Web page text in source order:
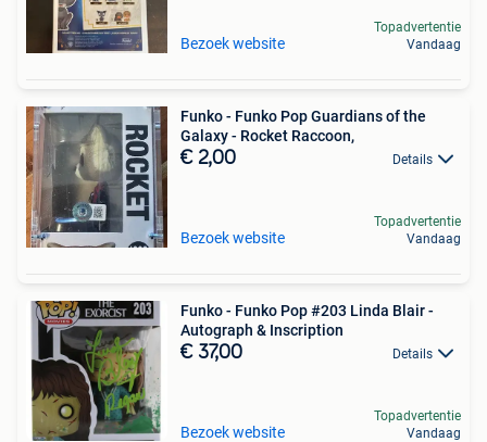
Bezoek website
Topadvertentie
Vandaag
Funko - Funko Pop Guardians of the
Galaxy - Rocket Raccoon,
€ 2,00 Details
Bezoek website
Topadvertentie
Vandaag
Funko - Funko Pop #203 Linda Blair -
Autograph & Inscription
€ 37,00 Details
Bezoek website
Topadvertentie
Vandaag